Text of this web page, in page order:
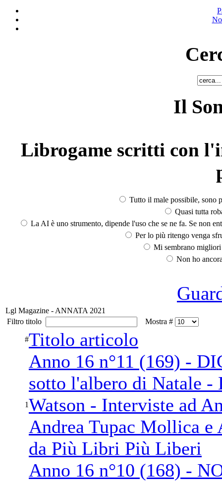
Il
Librogame scritti con
Tutto il male possibile, sono
Quasi tutta
La AI è uno strumento, dipende l'uso che se ne fa. Se non
Per lo più ritengo venga
Mi sembrano
Non ho
Lgl Magazine - ANNATA 2021
Filtro titolo
Mostra #
#Titolo articolo
1
Anno 16 n°11 (169) -
sotto l'albero di Natale -
Watson - Interviste ad
Andrea Tupac Mollica
da Più Libri Più Liberi
Anno 16 n°10 (168) -